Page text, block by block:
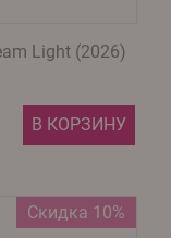
Light (2026)
В КОРЗИНУ
Скидка 10%